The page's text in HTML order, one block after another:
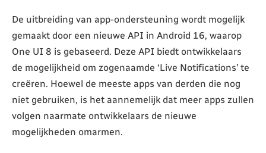
De uitbreiding van app-ondersteuning wordt mogelijk
gemaakt door een nieuwe API in Android 16, waarop
One UI 8 is gebaseerd. Deze API biedt ontwikkelaars
de mogelijkheid om zogenaamde ‘Live Notifications’ te
creëren. Hoewel de meeste apps van derden die nog
niet gebruiken, is het aannemelijk dat meer apps zullen
volgen naarmate ontwikkelaars de nieuwe
mogelijkheden omarmen.